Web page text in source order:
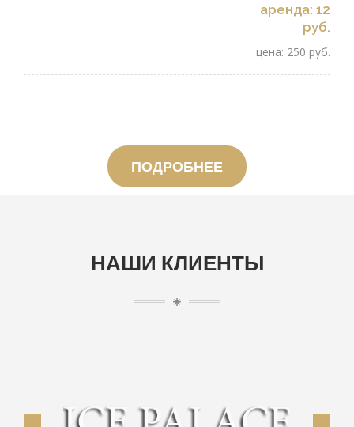
аренда: 12
руб.
цена: 250 руб.
ПОДРОБНЕЕ
НАШИ КЛИЕНТЫ